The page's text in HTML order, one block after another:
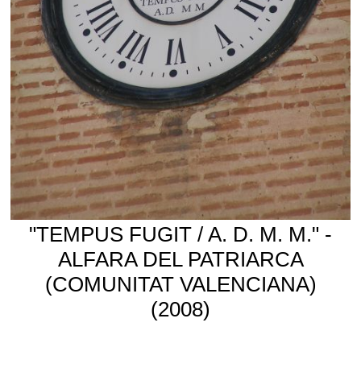
"TEMPUS FUGIT / A. D. M. M." -
ALFARA DEL PATRIARCA
(COMUNITAT VALENCIANA)
(2008)